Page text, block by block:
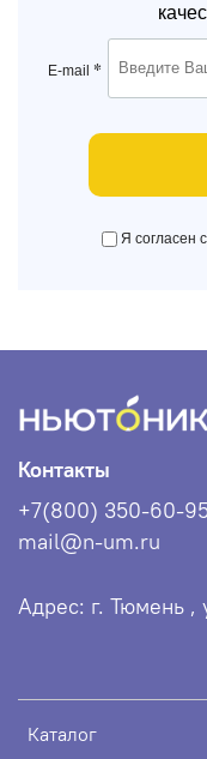
E-mail *
Я согласен
Каталог
Контакты
+7(800) 350-60-
mail@n-um.ru
Адрес: г. Тюмень ,